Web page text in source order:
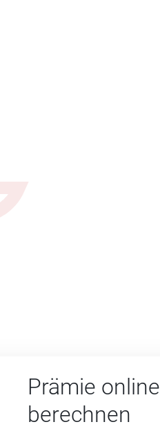
Prämie online
berechnen